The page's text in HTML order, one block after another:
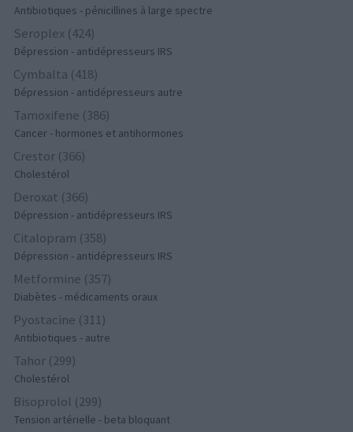
Antibiotiques - pénicillines à large spectre
Seroplex (424)
Dépression - antidépresseurs IRS
Cymbalta (418)
Dépression - antidépresseurs autre
Tamoxifene (386)
Cancer - hormones et antihormones
Crestor (366)
Cholestérol
Deroxat (366)
Dépression - antidépresseurs IRS
Citalopram (358)
Dépression - antidépresseurs IRS
Metformine (357)
Diabètes - médicaments oraux
Pyostacine (311)
Antibiotiques - autre
Tahor (299)
Cholestérol
Bisoprolol (299)
Tension artérielle - beta bloquant